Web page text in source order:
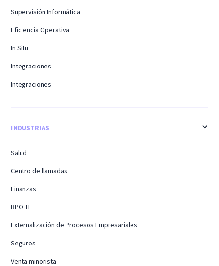
Supervisión Informática
Eficiencia Operativa
In Situ
Integraciones
Integraciones
INDUSTRIAS
Salud
Centro de llamadas
Finanzas
BPO TI
Externalización de Procesos Empresariales
Seguros
Venta minorista